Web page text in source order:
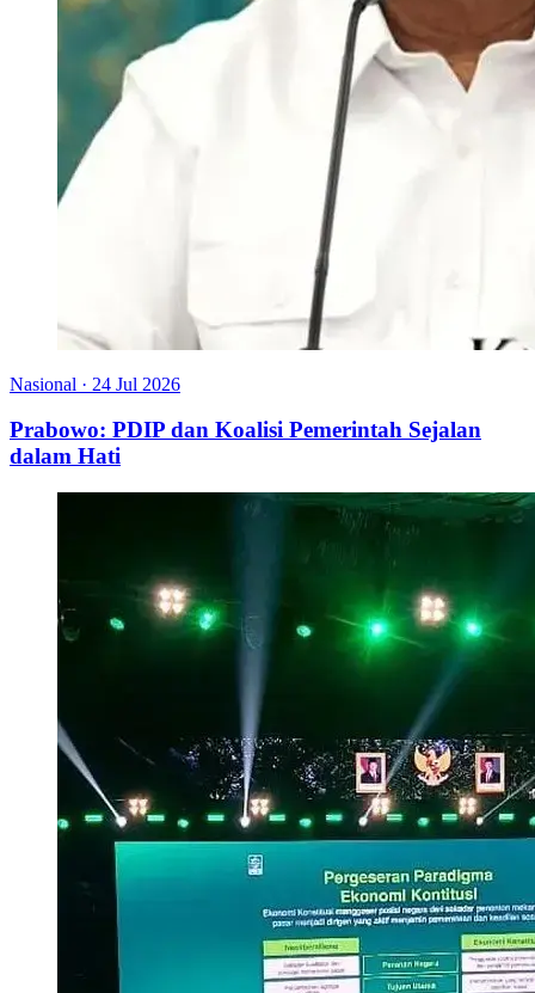
Nasional · 24 Jul 2026
Prabowo: PDIP dan Koalisi Pemerintah Sejalan
dalam Hati